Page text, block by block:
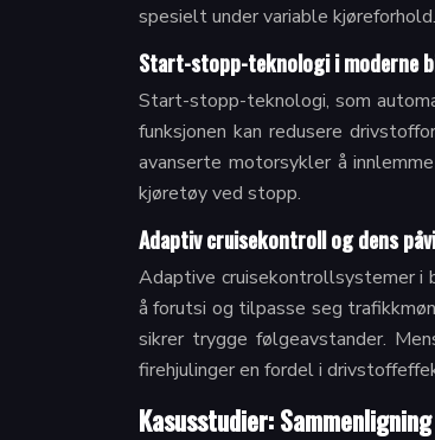
spesielt under variable kjøreforhold.
Start-stopp-teknologi i moderne
Start-stopp-teknologi, som
funksjonen kan redusere
avanserte motorsykler å
kjøretøy ved stopp.
Adaptiv cruisekontroll og dens
Adaptive cruisekontrollsystemer
å forutsi og tilpasse seg
sikrer trygge følgeavstander.
firehjulinger en fordel i
Kasusstudier: